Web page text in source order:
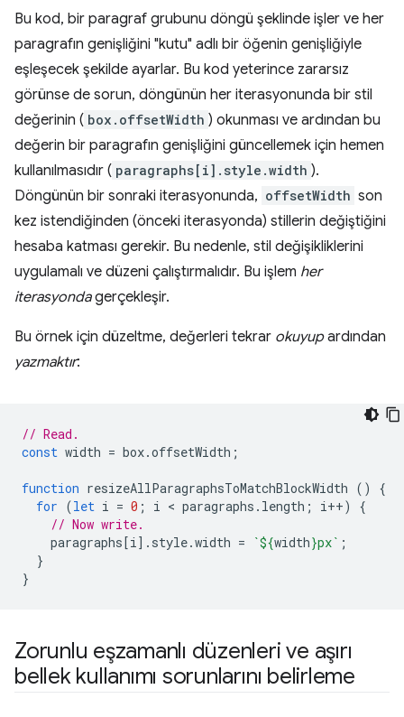
Bu kod, bir paragraf grubunu döngü şeklinde işler ve her
paragrafın genişliğini "kutu" adlı bir öğenin genişliğiyle
eşleşecek şekilde ayarlar. Bu kod yeterince zararsız
görünse de sorun, döngünün her iterasyonunda bir stil
değerinin ( box.offsetWidth ) okunması ve ardından bu
değerin bir paragrafın genişliğini güncellemek için hemen
kullanılmasıdır ( paragraphs[i].style.width ).
Döngünün bir sonraki iterasyonunda, offsetWidth son
kez istendiğinden (önceki iterasyonda) stillerin değiştiğini
hesaba katması gerekir. Bu nedenle, stil değişikliklerini
uygulamalı ve düzeni çalıştırmalıdır. Bu işlem her
iterasyondagerçekleşir.
Bu örnek için düzeltme, değerleri tekrar okuyupardından
yazmaktır:
// Read.
const width = box.offsetWidth ;
function resizeAllParagraphsToMatchBlockWidth ()
{
for (let i = 0 ; i < paragraphs . length ; i++)
{
// Now write.
paragraphs[i]. style.width = `${width}px` ;
}
}
Zorunlu eşzamanlı düzenleri ve aşırı
bellek kullanımı sorunlarını belirleme